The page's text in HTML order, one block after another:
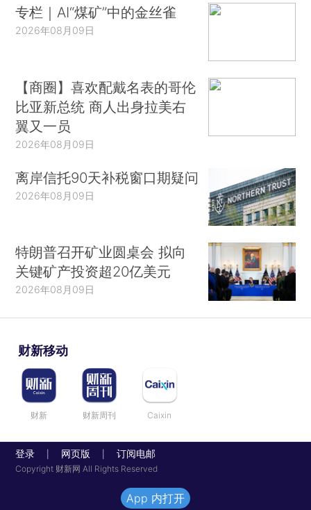
专栏｜AI“煤矿”中的金丝雀
2026年08月09日
【商圈】喜欢配戴名表的哥伦
比亚新总统 商人出身拉美右
翼又一员
2026年08月09日
离岸信托90天补税窗口期疑问
2026年08月09日
特朗普召开矿业圆桌会 拟向
关键矿产投资超20亿美元
2026年08月09日
财新移动
财新 财新周刊 Caixin
登录 网页版 订阅电邮
Copyright 财新网 All Rights Reserved
App 内打开